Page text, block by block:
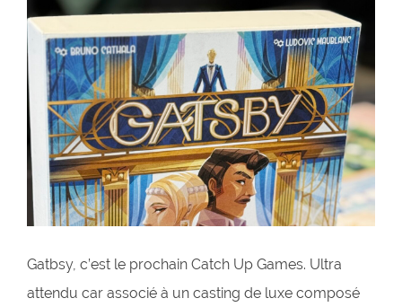
Gatbsy, c’est le prochain Catch Up Games. Ultra
attendu car associé à un casting de luxe composé